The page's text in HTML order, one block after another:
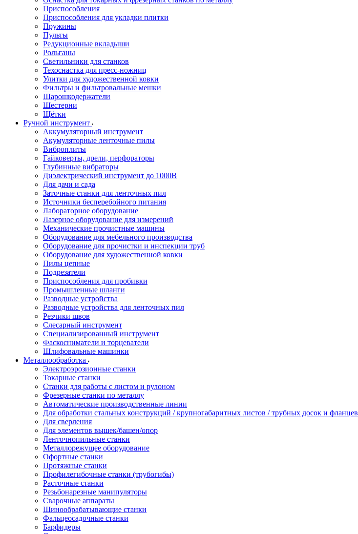
Приспособления
Приспособления для укладки плитки
Пружины
Пульты
Редукционные вкладыши
Рольганы
Светильники для станков
Техоснастка для пресс-ножниц
Улитки для художественной ковки
Фильтры и фильтровальные мешки
Шарошкодержатели
Шестерни
Щётки
Ручной инструмент
Аккумуляторный инструмент
Акумуляторные ленточные пилы
Виброплиты
Гайковерты, дрели, перфораторы
Глубинные вибраторы
Диэлектрический инструмент до 1000В
Для дачи и сада
Заточные станки для ленточных пил
Источники бесперебойного питания
Лабораторное оборудование
Лазерное оборудование для измерений
Механические прочистные машины
Оборудование для мебельного производства
Оборудование для прочистки и инспекции труб
Оборудование для художественной ковки
Пилы цепные
Подрезатели
Приспособления для пробивки
Промышленные шланги
Разводные устройства
Разводные устройства для ленточных пил
Резчики швов
Слесарный инструмент
Специализированный инструмент
Фаскосниматели и торцеватели
Шлифовальные машинки
Металлообработка
Электроэрозионные станки
Токарные станки
Станки для работы с листом и рулоном
Фрезерные станки по металлу
Автоматические производственные линии
Для обработки стальных конструкций / крупногабаритных листов / трубных досок и фланцев
Для сверления
Для элементов вышек/башен/опор
Ленточнопильные станки
Металлорежущее оборудование
Офортные станки
Протяжные станки
Профилегибочные станки (трубогибы)
Расточные станки
Резьбонарезные манипуляторы
Сварочные аппараты
Шинообрабатывающие станки
Фальцеосадочные станки
Барфидеры